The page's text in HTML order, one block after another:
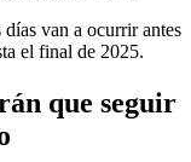
días van a ocurrir antes
el final de 2025.
que seguir